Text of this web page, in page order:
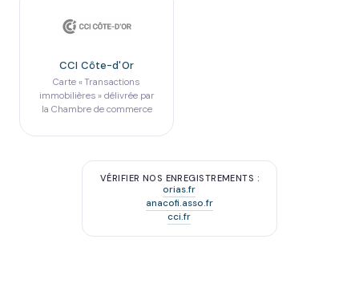
CCI Côte-d'Or
Carte « Transactions
immobilières » délivrée par
la Chambre de commerce
VÉRIFIER NOS ENREGISTREMENTS :
orias.fr
anacofi.asso.fr
cci.fr